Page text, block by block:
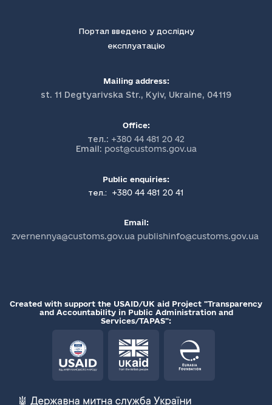
Портал введено у дослідну
експлуатацію
Mailing address:
st. 11 Degtyarivska Str., Kyiv, Ukraine, 04119
Office:
тел.: +380 44 481 20 42
Email: post@customs.gov.ua
Public enquiries:
тел.:
+380 44 481 20 41
Email:
zvernennya@customs.gov.ua publishinfo@customs.gov.ua
Created with support the USAID/UK aid Project "Transparency
and Accountability in Public Administration and
Services/TAPAS":